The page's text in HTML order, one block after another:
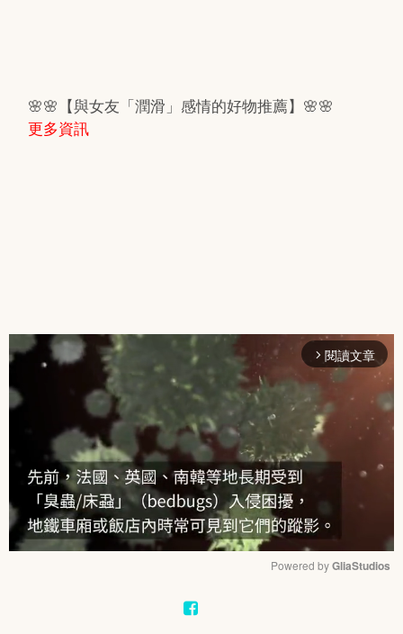
🌸🌸【與女友「潤滑」感情的好物推薦】🌸🌸
更多資訊
arrow_forward_ios 閱讀文章
Powered by GliaStudios